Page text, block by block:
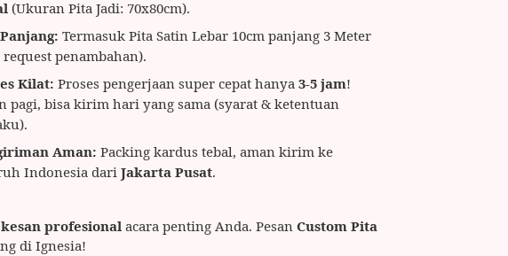
(Ukuran Pita Jadi: 70x80cm).
Termasuk Pita Satin Lebar 10cm panjang 3 Meter
request penambahan).
Kilat: Proses pengerjaan super cepat hanya 3-5 jam!
pagi, bisa kirim hari yang sama (syarat & ketentuan
Aman: Packing kardus tebal, aman kirim ke
Indonesia dari Jakarta Pusat.
profesionalacara penting Anda. Pesan Custom Pita
di Ignesia!